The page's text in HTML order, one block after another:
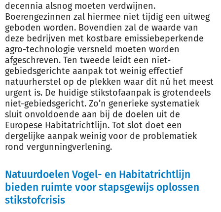
decennia alsnog moeten verdwijnen.
Boerengezinnen zal hiermee niet tijdig een uitweg
geboden worden. Bovendien zal de waarde van
deze bedrijven met kostbare emissiebeperkende
agro-technologie versneld moeten worden
afgeschreven. Ten tweede leidt een niet-
gebiedsgerichte aanpak tot weinig effectief
natuurherstel op de plekken waar dit nú het meest
urgent is. De huidige stikstofaanpak is grotendeels
niet-gebiedsgericht. Zo’n generieke systematiek
sluit onvoldoende aan bij de doelen uit de
Europese Habitatrichtlijn. Tot slot doet een
dergelijke aanpak weinig voor de problematiek
rond vergunningverlening.
Natuurdoelen Vogel- en Habitatrichtlijn
bieden ruimte voor stapsgewijs oplossen
stikstofcrisis